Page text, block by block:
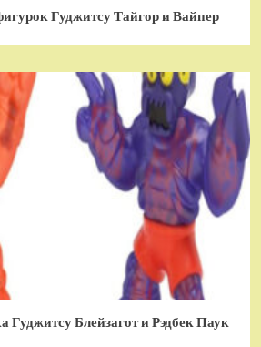
Гуджитсу Тайгор и Вайпер
Блейзагот и Рэдбек Паук